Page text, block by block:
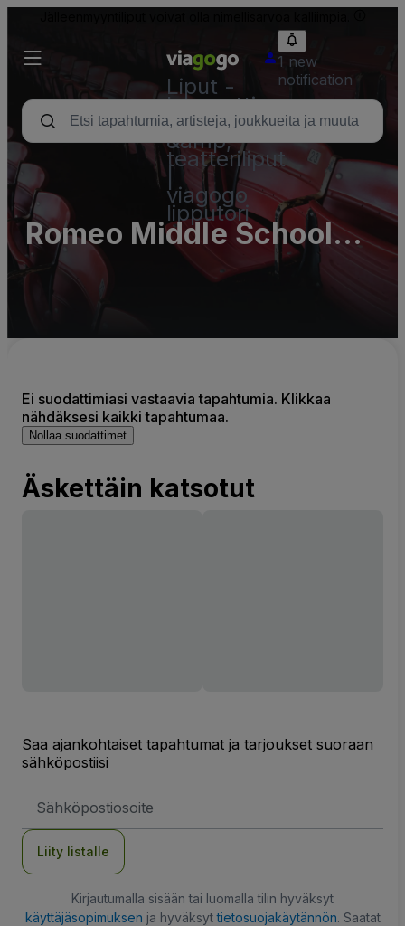
Liput -
konsertti,
urheilu
&amp;
teatteriliput
viagogo
lipputori
1 new
notification
Romeo Middle School
Parking Lots
Ei suodattimiasi vastaavia tapahtumia. Klikkaa
nähdäksesi kaikki tapahtumaa.
Nollaa suodattimet
Äskettäin katsotut
Saa ajankohtaiset tapahtumat ja tarjoukset suoraan
sähköpostiisi
Liity listalle
Kirjautumalla sisään tai luomalla tilin hyväksyt
käyttäjäsopimuksen ja hyväksyttietosuojakäytännön. Saatat